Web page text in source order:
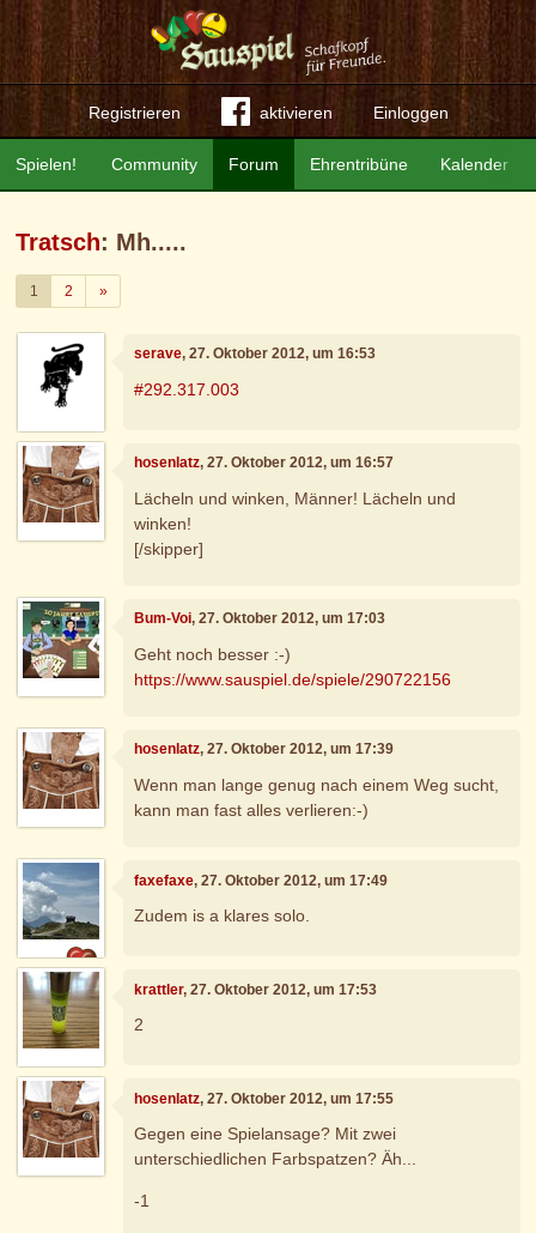
Registrieren aktivieren Einloggen
Community Forum Ehrentribüne Kalender
Spielen!
Tratsch: Mh.....
1 2 »Weiter
serave, 27. Oktober 2012, um 16:53
#292.317.003
hosenlatz, 27. Oktober 2012, um 16:57
Lächeln und winken, Männer! Lächeln und
winken!
[/skipper]
Bum-Voi, 27. Oktober 2012, um 17:03
Geht noch besser :-)
https://www.sauspiel.de/spiele/290722156
hosenlatz, 27. Oktober 2012, um 17:39
Wenn man lange genug nach einem Weg sucht,
kann man fast alles verlieren:-)
faxefaxe, 27. Oktober 2012, um 17:49
Zudem is a klares solo.
krattler, 27. Oktober 2012, um 17:53
2
hosenlatz, 27. Oktober 2012, um 17:55
Gegen eine Spielansage? Mit zwei
unterschiedlichen Farbspatzen? Äh...
-1